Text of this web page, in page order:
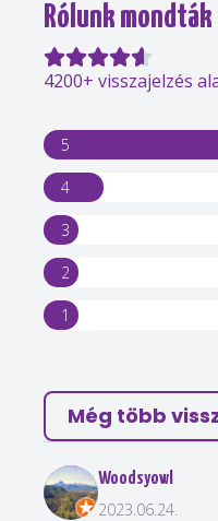
Rólunk mondták
4200+ visszajelzés
5
4
3
2
1
Még több
Woodsyowl
2023.06.24.